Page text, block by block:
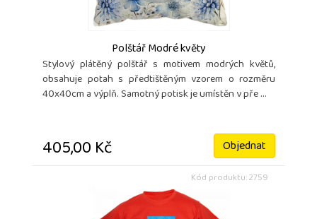
Polštář Modré květy
Stylový plátěný polštář s motivem modrých květů,
obsahuje potah s předtištěným vzorem o rozměru
40x40cm a výplň. Samotný potisk je umístěn v pře ...
405,00 Kč Objednat
Kód produktu: 2759